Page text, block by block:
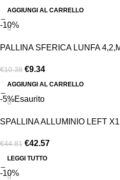
AGGIUNGI AL CARRELLO
-10%
PALLINA SFERICA LUNFA
€10.38 €9.34
AGGIUNGI AL CARRELLO
-5%Esaurito
SPALLINA ALLUMINIO LEFT
€44.81 €42.57
LEGGI TUTTO
-10%